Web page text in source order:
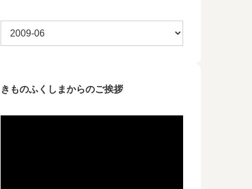
きものふくしまからのご挨拶